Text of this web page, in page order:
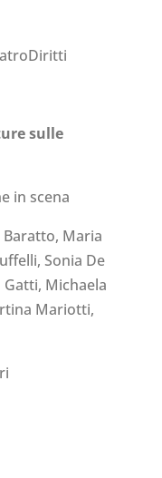
sulle
in scena
Baratto, Maria
Sonia De
Gatti, Michaela
Mariotti,